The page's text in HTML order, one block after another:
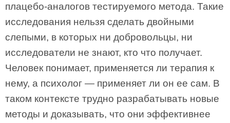
плацебо-аналогов тестируемого метода. Такие
исследования нельзя сделать двойными
слепыми, в которых ни добровольцы, ни
исследователи не знают, кто что получает.
Человек понимает, применяется ли терапия к
нему, а психолог — применяет ли он ее сам. В
таком контексте трудно разрабатывать новые
методы и доказывать, что они эффективнее